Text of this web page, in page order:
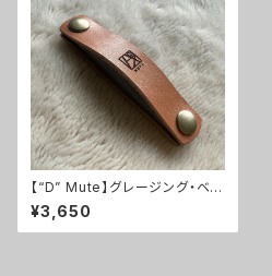
【“D” Mute】グレージング・ベー
ジュレザー【ギター用ミュートベ
ルト】
¥3,650